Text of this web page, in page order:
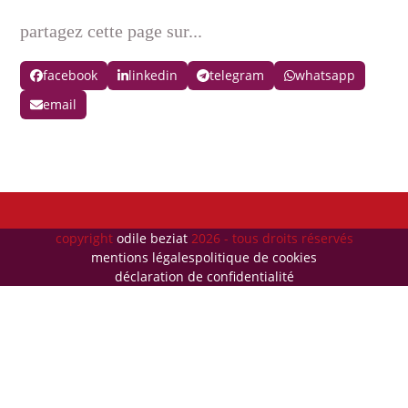
partagez cette page sur...
facebook linkedin telegram
whatsapp
email
copyright odile beziat2026 - tous droits réservés
mentions légalespolitique de cookies
déclaration de confidentialité